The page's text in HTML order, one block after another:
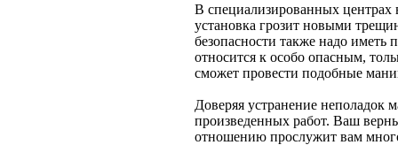
В специализированных центрах
установка грозит новыми
безопасности также надо иметь
относится к особо опасным,
сможет провести подобные
Доверяя устранение неполадок
произведенных работ. Ваш
отношению прослужит вам